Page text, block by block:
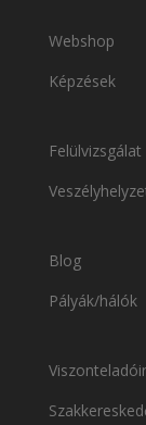
Webshop
Képzések
Felülvizsgálat
Blog
Pályák/hálók